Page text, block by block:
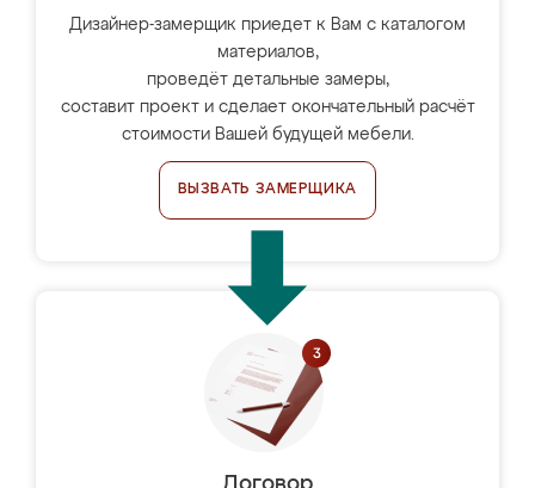
Дизайнер-замерщик приедет к Вам с каталогом
материалов,
проведёт детальные замеры,
составит проект и сделает окончательный расчёт
стоимости Вашей будущей мебели.
ВЫЗВАТЬ ЗАМЕРЩИКА